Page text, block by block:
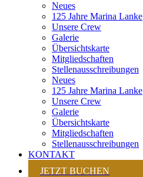
Neues
125 Jahre Marina Lanke
Unsere Crew
Galerie
Übersichtskarte
Mitgliedschaften
Stellenausschreibungen
Neues
125 Jahre Marina Lanke
Unsere Crew
Galerie
Übersichtskarte
Mitgliedschaften
Stellenausschreibungen
KONTAKT
JETZT BUCHEN